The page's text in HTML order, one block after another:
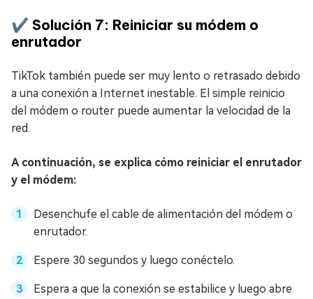
✔️ Solución 7: Reiniciar su módem o
enrutador
TikTok también puede ser muy lento o retrasado debido
a una conexión a Internet inestable. El simple reinicio
del módem o router puede aumentar la velocidad de la
red.
A continuación, se explica cómo reiniciar el enrutador
y el módem:
Desenchufe el cable de alimentación del módem o
enrutador.
Espere 30 segundos y luego conéctelo.
Espera a que la conexión se estabilice y luego abre